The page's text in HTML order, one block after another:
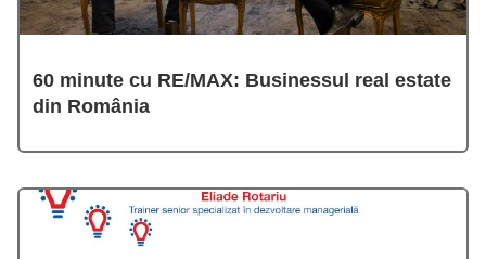
60 minute cu RE/MAX: Businessul real estate
din România